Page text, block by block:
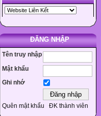
ĐĂNG NHẬP
Tên truy nhập
Mật khẩu
Ghi nhớ
Quên mật khẩu ĐK thành viên